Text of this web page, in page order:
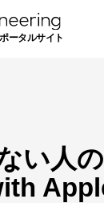
ータルサイト
い人